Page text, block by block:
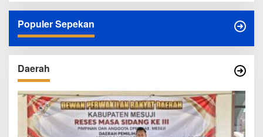
Populer Sepekan
Daerah